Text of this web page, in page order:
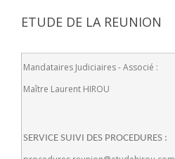
ETUDE DE LA REUNION
Mandataires Judiciaires - Associé :
Maître Laurent HIROU
SERVICE SUIVI DES PROCEDURES :